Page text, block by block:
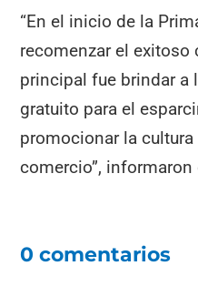
“En el inicio de la
recomenzar el exitoso
principal fue brindar a
gratuito para el
promocionar la
comercio”,
0 comentarios